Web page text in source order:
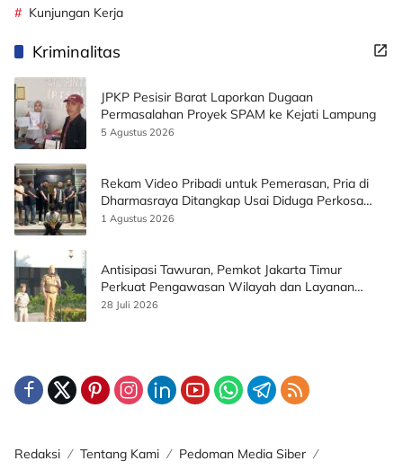
Kunjungan Kerja
Kriminalitas
JPKP Pesisir Barat Laporkan Dugaan
Permasalahan Proyek SPAM ke Kejati Lampung
5 Agustus 2026
Rekam Video Pribadi untuk Pemerasan, Pria di
Dharmasraya Ditangkap Usai Diduga Perkosa
Korban
1 Agustus 2026
Antisipasi Tawuran, Pemkot Jakarta Timur
Perkuat Pengawasan Wilayah dan Layanan
Publik
28 Juli 2026
Redaksi Tentang Kami
Pedoman Media Siber